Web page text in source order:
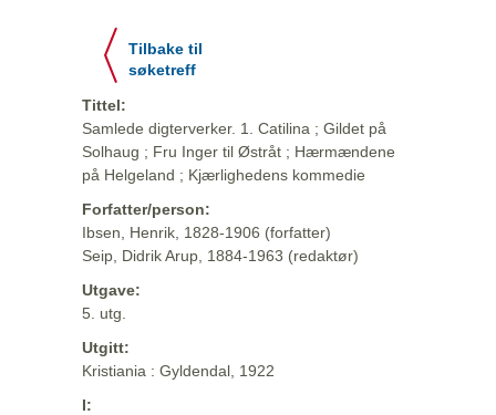
Tilbake til
søketreff
Tittel:
Samlede digterverker. 1. Catilina ; Gildet på
Solhaug ; Fru Inger til Østråt ; Hærmændene
på Helgeland ; Kjærlighedens kommedie
Forfatter/person:
Ibsen, Henrik, 1828-1906 (forfatter)
Seip, Didrik Arup, 1884-1963 (redaktør)
Utgave:
5. utg.
Utgitt:
Kristiania : Gyldendal, 1922
I: